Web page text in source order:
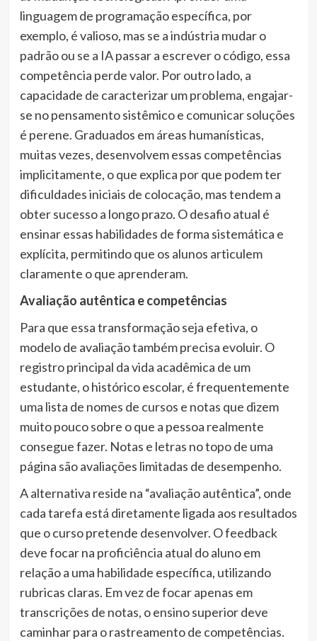
linguagem de programação específica, por
exemplo, é valioso, mas se a indústria mudar o
padrão ou se a IA passar a escrever o código, essa
competência perde valor. Por outro lado, a
capacidade de caracterizar um problema, engajar-
se no pensamento sistêmico e comunicar soluções
é perene. Graduados em áreas humanísticas,
muitas vezes, desenvolvem essas competências
implicitamente, o que explica por que podem ter
dificuldades iniciais de colocação, mas tendem a
obter sucesso a longo prazo. O desafio atual é
ensinar essas habilidades de forma sistemática e
explícita, permitindo que os alunos articulem
claramente o que aprenderam.
Avaliação autêntica e competências
Para que essa transformação seja efetiva, o
modelo de avaliação também precisa evoluir. O
registro principal da vida acadêmica de um
estudante, o histórico escolar, é frequentemente
uma lista de nomes de cursos e notas que dizem
muito pouco sobre o que a pessoa realmente
consegue fazer. Notas e letras no topo de uma
página são avaliações limitadas de desempenho.
A alternativa reside na “avaliação autêntica”, onde
cada tarefa está diretamente ligada aos resultados
que o curso pretende desenvolver. O feedback
deve focar na proficiência atual do aluno em
relação a uma habilidade específica, utilizando
rubricas claras. Em vez de focar apenas em
transcrições de notas, o ensino superior deve
caminhar para o rastreamento de competências.